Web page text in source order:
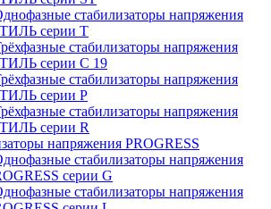
стабилизаторы напряжения
серии T
стабилизаторы напряжения
серии C 19
стабилизаторы напряжения
серии P
стабилизаторы напряжения
серии R
напряжения PROGRESS
стабилизаторы напряжения
серии G
стабилизаторы напряжения